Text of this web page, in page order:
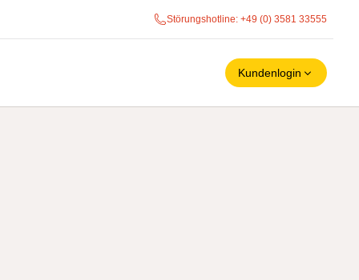
Störungshotline: +49 (0) 3581 33555
Kundenlogin